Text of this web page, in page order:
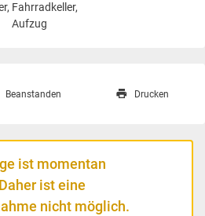
Fahrradkeller,
Aufzug
Beanstanden Drucken
ist momentan
ist eine
nicht möglich.